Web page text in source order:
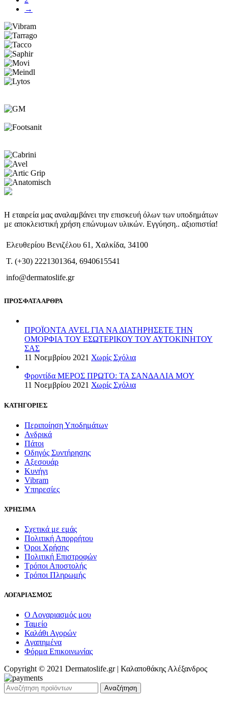
→
Η εταιρεία μας αναλαμβάνει την επισκευή όλων των υποδημάτων
με αποκλειστική χρήση επώνυμων υλικών. Εγγύηση.. αξιοπιστία!
Ελευθερίου Βενιζέλου 61, Χαλκίδα, 34100
T. (+30) 2221301364, 6940615541
info@dermatoslife.gr
ΠΡΟΣΦΑΤΑ ΑΡΘΡΑ
ΠΡΟΪΟΝΤΑ AVEL ΓΙΑ ΝΑ ΔΙΑΤΗΡΗΣΕΤΕ ΤΗΝ
ΟΜΟΡΦΙΑ ΤΟΥ ΕΣΩΤΕΡΙΚΟΥ ΤΟΥ ΑΥΤΟΚΙΝΗΤΟΥ
ΣΑΣ
11 Νοεμβρίου 2021 Χωρίς Σχόλια
Φροντίδα ΜΕΡΟΣ ΠΡΩΤΟ: ΤΑ ΣΑΝΔΑΛΙΑ ΜΟΥ
11 Νοεμβρίου 2021 Χωρίς Σχόλια
ΚΑΤΗΓΟΡΙΕΣ
Περιποίηση Υποδημάτων
Ανδρικά
Πάτοι
Οδηγός Συντήρησης
Αξεσουάρ
Κυνήγι
Vibram
Υπηρεσίες
ΧΡΗΣΙΜΑ
Σχετικά με εμάς
Πολιτική Απορρήτου
Όροι Χρήσης
Πολιτική Επιστροφών
Τρόποι Αποστολής
Τρόποι Πληρωμής
ΛΟΓΑΡΙΑΣΜΟΣ
Ο Λογαριασμός μου
Ταμείο
Καλάθι Αγορών
Αγαπημένα
Φόρμα Επικοινωνίας
Copyright © 2021 Dermatoslife.gr | Καλαποθάκης Αλέξανδρος
Αναζήτηση